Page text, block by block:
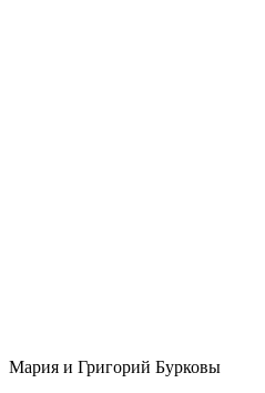
Мария и Григорий Бурковы